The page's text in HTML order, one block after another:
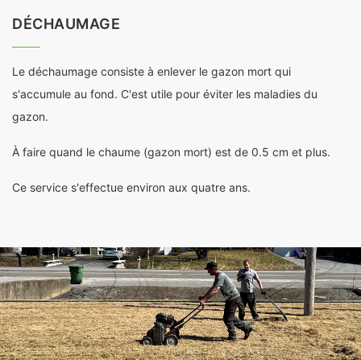
DÉCHAUMAGE
Le déchaumage consiste à enlever le gazon mort qui
s'accumule au fond. C'est utile pour éviter les maladies du
gazon.
À faire quand le chaume (gazon mort) est de 0.5 cm et plus.
Ce service s'effectue environ aux quatre ans.